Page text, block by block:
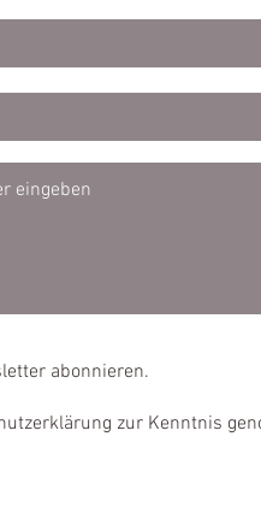
abonnieren.
zur Kenntnis